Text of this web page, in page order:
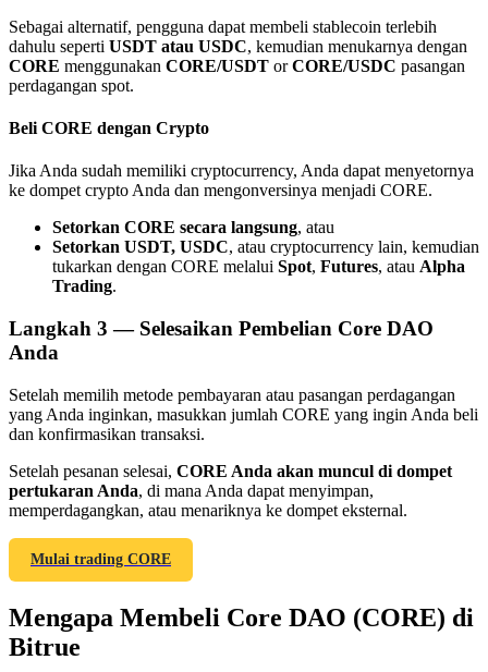
Hingga 65% Komisi!
Referensi
BTC Welcome Rewards
Sebagai alternatif, pengguna dapat membeli stablecoin terlebih
dahulu seperti USDT atau USDC, kemudian menukarnya dengan
CORE menggunakan CORE/USDT orCORE/USDC pasangan
perdagangan spot.
Beli CORE dengan Crypto
Jika Anda sudah memiliki cryptocurrency, Anda dapat menyetornya
ke dompet crypto Anda dan mengonversinya menjadi CORE.
Setorkan CORE secara langsung, atau
Setorkan USDT, USDC, atau cryptocurrency lain, kemudian
tukarkan dengan CORE melalui Spot, Futures, atau Alpha
Trading.
Langkah 3 — Selesaikan Pembelian Core DAO
Anda
Setelah memilih metode pembayaran atau pasangan perdagangan
yang Anda inginkan, masukkan jumlah CORE yang ingin Anda beli
dan konfirmasikan transaksi.
Setelah pesanan selesai, CORE Anda akan muncul di dompet
pertukaran Anda, di mana Anda dapat menyimpan,
memperdagangkan, atau menariknya ke dompet eksternal.
Mulai trading CORE
Mengapa Membeli Core DAO (CORE) di
Bitrue